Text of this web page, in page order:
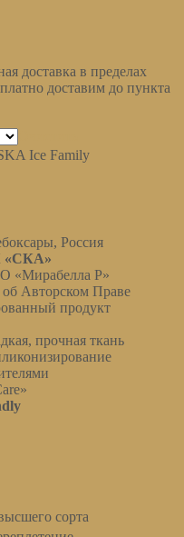
доставка в пределах
доставим до пункта
Ice Family
Россия
«СКА»
«Мирабелла Р»
Авторском Праве
продукт
прочная ткань
сорта